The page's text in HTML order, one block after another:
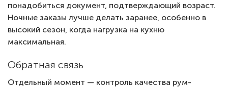
понадобиться документ, подтверждающий возраст.
Ночные заказы лучше делать заранее, особенно в
высокий сезон, когда нагрузка на кухню
максимальная.
Обратная связь
Отдельный момент — контроль качества рум-